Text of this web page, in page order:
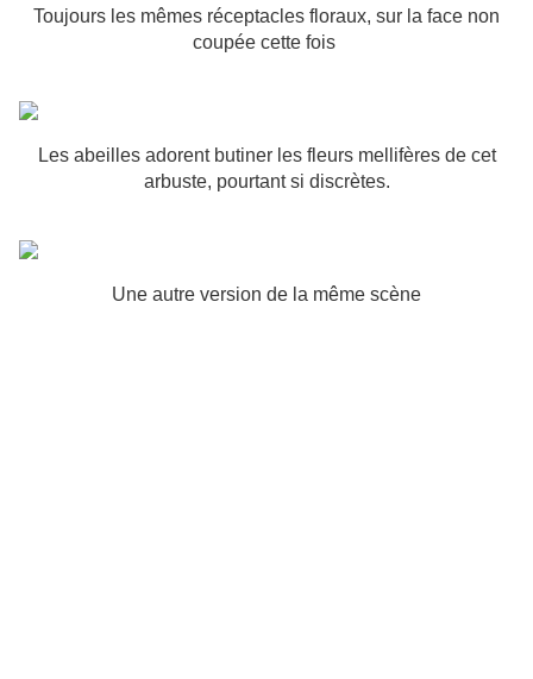
Toujours les mêmes réceptacles floraux, sur la face non
coupée cette fois
Les abeilles adorent butiner les fleurs mellifères de cet
arbuste, pourtant si discrètes.
Une autre version de la même scène